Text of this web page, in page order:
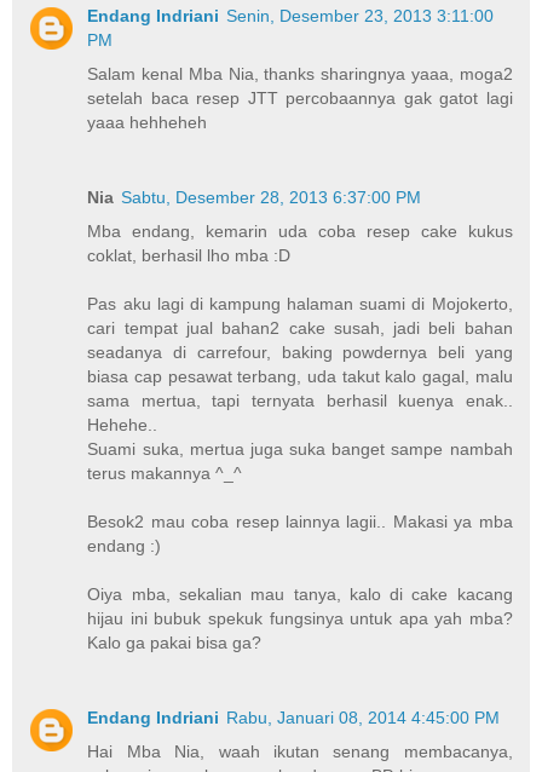
Endang Indriani Senin, Desember 23, 2013 3:11:00
PM
Salam kenal Mba Nia, thanks sharingnya yaaa, moga2
setelah baca resep JTT percobaannya gak gatot lagi
yaaa hehheheh
Nia Sabtu, Desember 28, 2013 6:37:00 PM
Mba endang, kemarin uda coba resep cake kukus
coklat, berhasil lho mba :D
Pas aku lagi di kampung halaman suami di Mojokerto,
cari tempat jual bahan2 cake susah, jadi beli bahan
seadanya di carrefour, baking powdernya beli yang
biasa cap pesawat terbang, uda takut kalo gagal, malu
sama mertua, tapi ternyata berhasil kuenya enak..
Hehehe..
Suami suka, mertua juga suka banget sampe nambah
terus makannya ^_^
Besok2 mau coba resep lainnya lagii.. Makasi ya mba
endang :)
Oiya mba, sekalian mau tanya, kalo di cake kacang
hijau ini bubuk spekuk fungsinya untuk apa yah mba?
Kalo ga pakai bisa ga?
Endang Indriani Rabu, Januari 08, 2014 4:45:00 PM
Hai Mba Nia, waah ikutan senang membacanya,